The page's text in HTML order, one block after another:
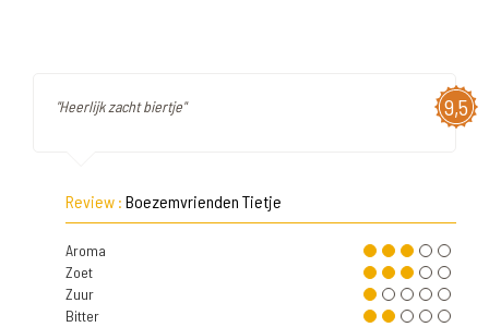
9,5
"Heerlijk zacht biertje"
Review : Boezemvrienden Tietje
Aroma
Zoet
Zuur
Bitter